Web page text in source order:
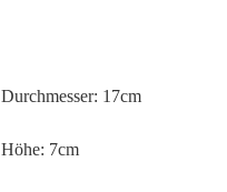
Durchmesser: 17cm
Höhe: 7cm